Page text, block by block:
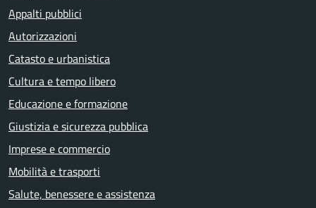
Appalti pubblici
Autorizzazioni
Catasto e urbanistica
Cultura e tempo libero
Educazione e formazione
Giustizia e sicurezza pubblica
Imprese e commercio
Mobilità e trasporti
Salute, benessere e assistenza